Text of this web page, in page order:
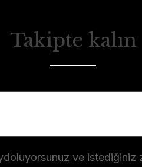
Takipte kalın
ve istediğiniz